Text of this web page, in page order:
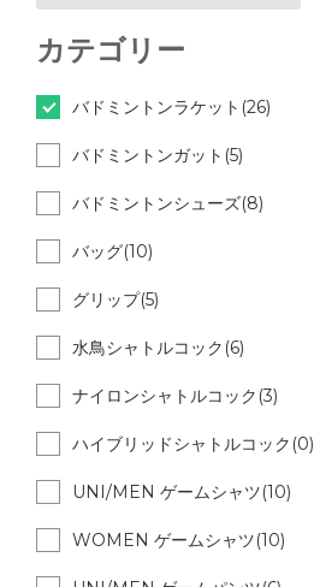
カテゴリー
バドミントンラケット(26)
バドミントンガット(5)
バドミントンシューズ(8)
バッグ(10)
グリップ(5)
水鳥シャトルコック(6)
ナイロンシャトルコック(3)
ハイブリッドシャトルコック(0)
UNI/MEN ゲームシャツ(10)
WOMEN ゲームシャツ(10)